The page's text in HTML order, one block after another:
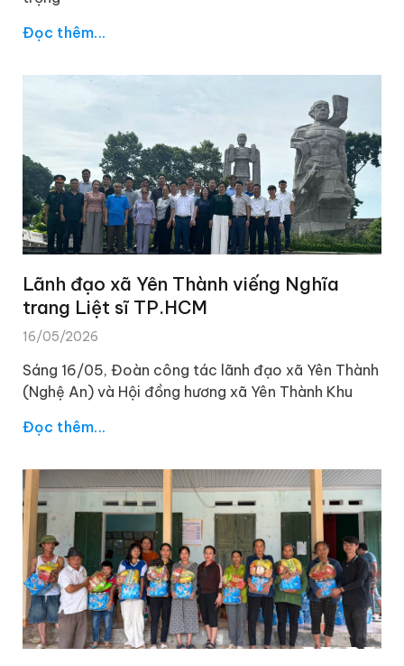
Đọc thêm...
Lãnh đạo xã Yên Thành viếng Nghĩa
trang Liệt sĩ TP.HCM
16/05/2026
Sáng 16/05, Đoàn công tác lãnh đạo xã Yên Thành
(Nghệ An) và Hội đồng hương xã Yên Thành Khu
Đọc thêm...